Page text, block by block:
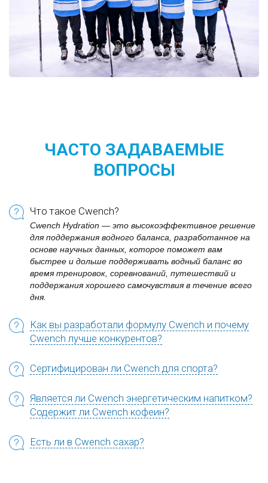
ЧАСТО ЗАДАВАЕМЫЕ
ВОПРОСЫ
Что такое Cwench?
Cwench Hydration — это высокоэффективное решение
для поддержания водного баланса, разработанное на
основе научных данных, которое поможет вам
быстрее и дольше поддерживать водный баланс во
время тренировок, соревнований, путешествий и
поддержания хорошего самочувствия в течение всего
дня.
Как вы разработали формулу Cwench и почему
Cwench лучше конкурентов?
Сертифицирован ли Cwench для спорта?
Является ли Cwench энергетическим напитком?
Содержит ли Cwench кофеин?
Есть ли в Cwench сахар?